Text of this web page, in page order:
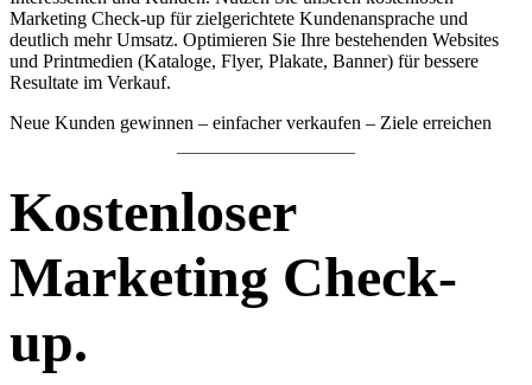
Marketing Check-up für zielgerichtete Kundenansprache und
deutlich mehr Umsatz. Optimieren Sie Ihre bestehenden Websites
und Printmedien (Kataloge, Flyer, Plakate, Banner) für bessere
Resultate im Verkauf.
Neue Kunden gewinnen – einfacher verkaufen – Ziele erreichen
Kostenloser
Marketing Check-
up.